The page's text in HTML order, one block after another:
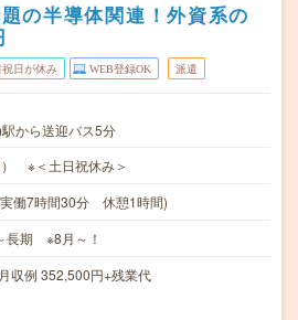
の半導体関連！外資系の
祝日が休み WEB登録OK 派遣
から送迎バス5分
） ※＜土日祝休み＞
働7時間30分 休憩1時間)
長期 ※8月～！
例 352,500円+残業代